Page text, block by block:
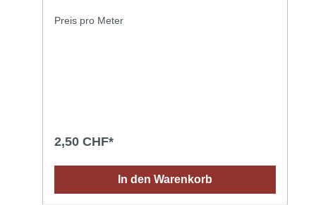
Preis pro Meter
2,50 CHF*
In den Warenkorb